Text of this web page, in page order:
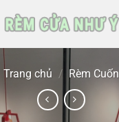
Trang chủ / Rèm Cuốn